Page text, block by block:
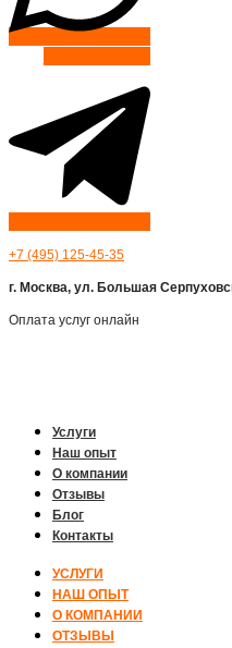
+7 (495) 125-45-35
г. Москва, ул. Большая
Оплата услуг онлайн
Услуги
Наш опыт
О компании
Отзывы
Блог
Контакты
УСЛУГИ
НАШ ОПЫТ
О КОМПАНИИ
ОТЗЫВЫ